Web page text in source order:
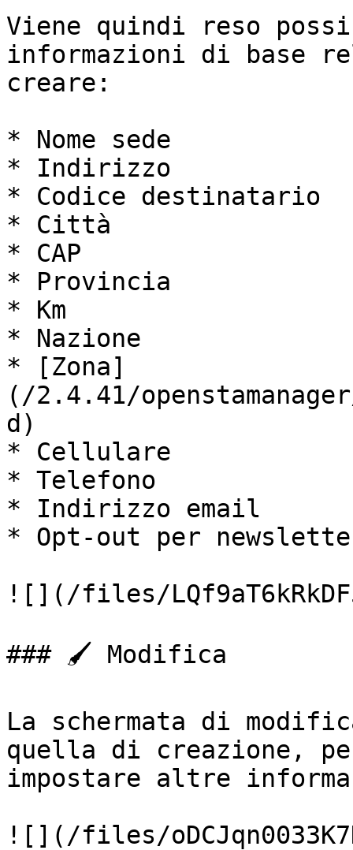
Viene quindi reso
informazioni di base
creare:
* Nome sede
* Indirizzo
* Codice destinatario
* Città
* CAP
* Provincia
* Km
* Nazione
* [Zona]
(/2.4.41/
d)
* Cellulare
* Telefono
* Indirizzo email
* Opt-out per
![](/files/
### 🖌️ Modifica
La schermata di
quella di creazione,
impostare altre
![](/files/